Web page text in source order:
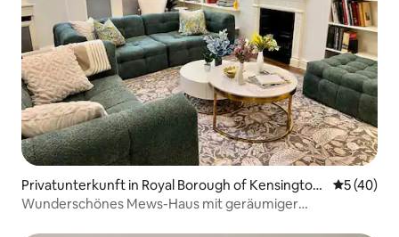
Privatunterkunft in Royal Borough of Kensington
and Chelsea
5 (40)
Wunderschönes Mews-Haus mit geräumiger